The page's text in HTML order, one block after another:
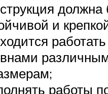
должна
и
работы